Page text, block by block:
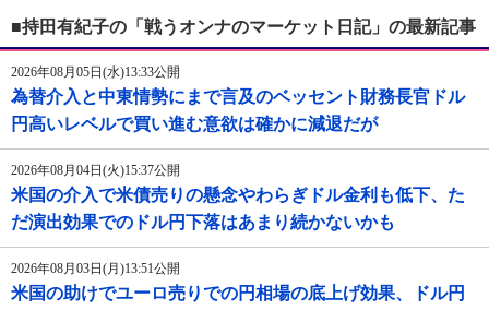
■持田有紀子の「戦うオンナのマーケット日記」の最新記事
2026年08月05日(水)13:33公開
為替介入と中東情勢にまで言及のベッセント財務長官ドル
円高いレベルで買い進む意欲は確かに減退だが
2026年08月04日(火)15:37公開
米国の介入で米債売りの懸念やわらぎドル金利も低下、た
だ演出効果でのドル円下落はあまり続かないかも
2026年08月03日(月)13:51公開
米国の助けでユーロ売りでの円相場の底上げ効果、ドル円